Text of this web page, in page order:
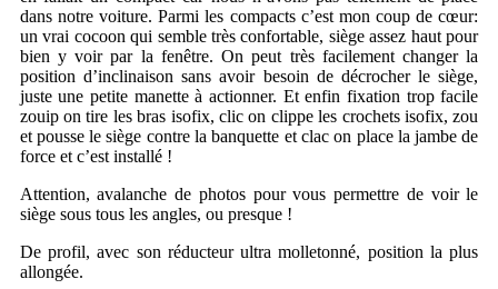
dans notre voiture. Parmi les compacts c’est mon coup de cœur:
un vrai cocoon qui semble très confortable, siège assez haut pour
bien y voir par la fenêtre. On peut très facilement changer la
position d’inclinaison sans avoir besoin de décrocher le siège,
juste une petite manette à actionner. Et enfin fixation trop facile
zouip on tire les bras isofix, clic on clippe les crochets isofix, zou
et pousse le siège contre la banquette et clac on place la jambe de
force et c’est installé !
Attention, avalanche de photos pour vous permettre de voir le
siège sous tous les angles, ou presque !
De profil, avec son réducteur ultra molletonné, position la plus
allongée.